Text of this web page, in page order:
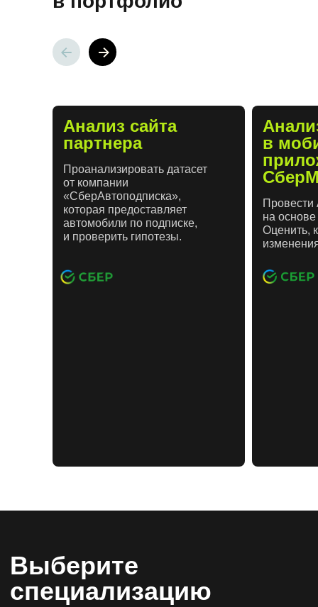
Анализ сайта
партнера
Проанализировать датасет
от компании
«СберАвтоподписка»,
которая предоставляет
автомобили по подписке,
и проверить гипотезы.
в
Провести
на основе
Оценить,